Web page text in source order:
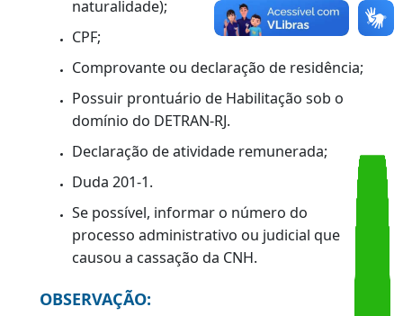
DOCUMENTAÇÃO
Original do documento de identificação
válido (que contenha foto, filiação e
Comprovante ou declaração de residência;
Possuir prontuário de Habilitação sob o
domínio do DETRAN-RJ.